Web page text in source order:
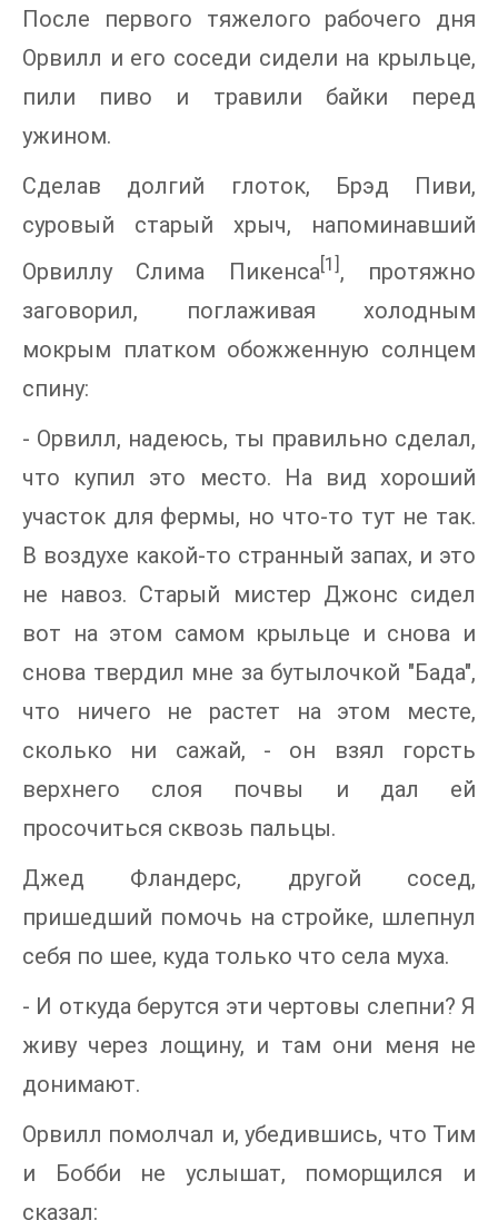
После первого тяжелого рабочего дня
Орвилл и его соседи сидели на крыльце,
пили пиво и травили байки перед
ужином.
Сделав долгий глоток, Брэд Пиви,
суровый старый хрыч, напоминавший
Орвиллу Слима Пикенса [1] , протяжно
заговорил, поглаживая холодным
мокрым платком обожженную солнцем
спину:
- Орвилл, надеюсь, ты правильно сделал,
что купил это место. На вид хороший
участок для фермы, но что-то тут не так.
В воздухе какой-то странный запах, и это
не навоз. Старый мистер Джонс сидел
вот на этом самом крыльце и снова и
снова твердил мне за бутылочкой "Бада",
что ничего не растет на этом месте,
сколько ни сажай, - oн взял горсть
верхнего слоя почвы и дал ей
просочиться сквозь пальцы.
Джед Фландерс, другой сосед,
пришедший помочь на стройке, шлепнул
себя по шее, куда только что села муха.
- И откуда берутся эти чертовы слепни? Я
живу через лощину, и там они меня не
донимают.
Орвилл помолчал и, убедившись, что Тим
и Бобби не услышат, поморщился и
сказал: